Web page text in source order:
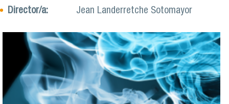
Director/a:
Jean Landerretche Sotomayor